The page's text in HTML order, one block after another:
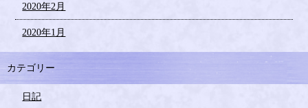
2020年2月
2020年1月
カテゴリー
日記